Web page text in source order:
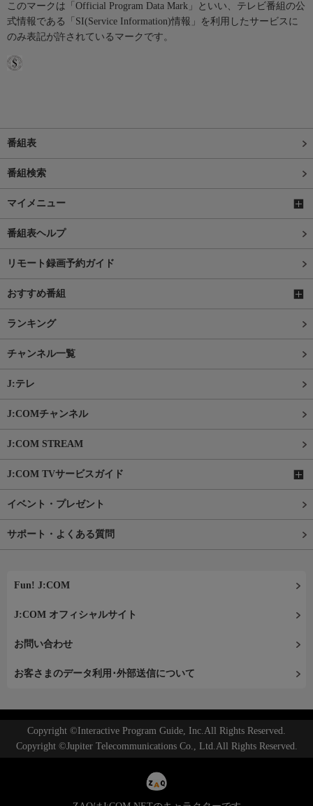
このマークは「Official Program Data Mark」といい、テレビ番組の公
式情報である「SI(Service Information)情報」を利用したサービスに
のみ表記が許されているマークです。
番組表
番組検索
マイメニュー
番組表ヘルプ
リモート録画予約ガイド
おすすめ番組
ランキング
チャンネル一覧
J:テレ
J:COMチャンネル
J:COM STREAM
J:COM TVサービスガイド
イベント・プレゼント
サポート・よくある質問
Fun! J:COM
J:COM オフィシャルサイト
お問い合わせ
お客さまのデータ利用･外部送信について
Copyright ©Interactive Program Guide, Inc.All Rights Reserved.
Copyright ©Jupiter Telecommunications Co., Ltd.All Rights Reserved.